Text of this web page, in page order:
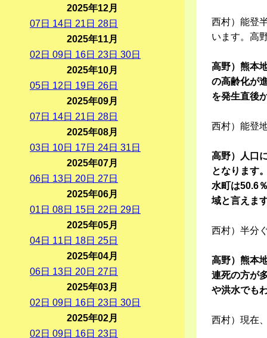
西村）能登
います。高
高野）熊本
の高齢化が
を発生直後
西村）能登
高野）人口
となります
水町は50.6
域と言えま
西村）半分
高野）熊本
連死の方が
や洪水でも
西村）現在
2025年12月
07日 14日 21 日 28日
2025年11月
02 日 09日 16日 23日 30日
2025年10月
05日 12 日 19日 26日
2025年09月
07日 14日 21 日 28日
2025年08月
03日 10日 17日 24日 31 日
2025年07月
06日 13日 20日 27日
2025年06月
01 日 08日 15日 22 日 29日
2025年05月
04日 11 日 18日 25日
2025年04月
06日 13日 20日 27日
2025年03月
02 日 09日 16日 23日 30日
2025年02月
02 日 09日 16日 23日